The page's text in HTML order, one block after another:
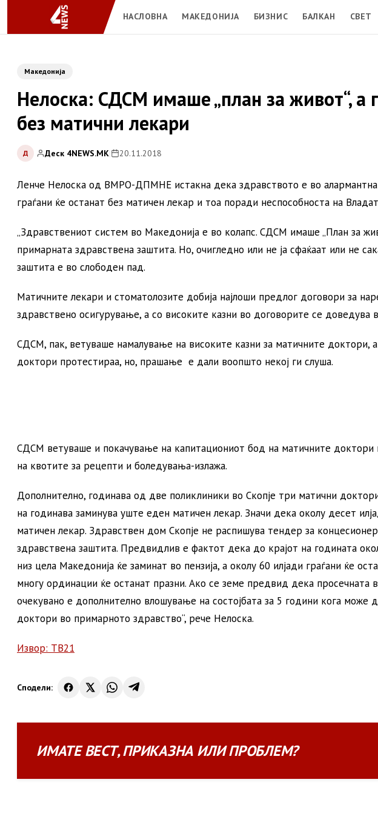
НАСЛОВНА МАКЕДОНИЈА БИЗНИС БАЛКАН СВЕТ
Македонија
Нелоска: СДСМ имаше „план за живот“, а
без матични лекари
Д Деск 4NEWS.MK| 20.11.2018
Ленче Нелоска од ВМРО-ДПМНЕ истакна дека здравството е во алармантна
граѓани ќе останат без матичен лекар и тоа поради неспособноста на
„Здравствениот систем во Македонија е во колапс. СДСМ имаше „План за
примарната здравствена заштита. Но, очигледно или не ја сфаќаат или не
заштита е во слободен пад.
Матичните лекари и стоматолозите добија најлоши предлог договори за
здравствено осигурување, а со високите казни во договорите се
СДСМ, пак, ветуваше намалување на високите казни за матичните доктори,
доктори протестираа, но, прашање е дали воопшто некој ги слуша.
СДСМ ветуваше и покачување на капитациониот бод на матичните доктори
на квотите за рецепти и боледувања-излажа.
Дополнително, годинава од две поликлиники во Скопје три матични
на годинава заминува уште еден матичен лекар. Значи дека околу десет
матичен лекар. Здравствен дом Скопје не распишува тендер за
здравствена заштита. Предвидлив е фактот дека до крајот на годината
низ цела Македонија ќе заминат во пензија, а околу 60 илјади граѓани ќе
многу ординации ќе останат празни. Ако се земе предвид дека просечната
очекувано е дополнително влошување на состојбата за 5 години кога може
доктори во примарното здравство“, рече Нелоска.
Извор: ТВ21
Сподели:
ИМАТЕВЕСТ,ПРИКАЗНА ИЛИПРОБЛЕМ?